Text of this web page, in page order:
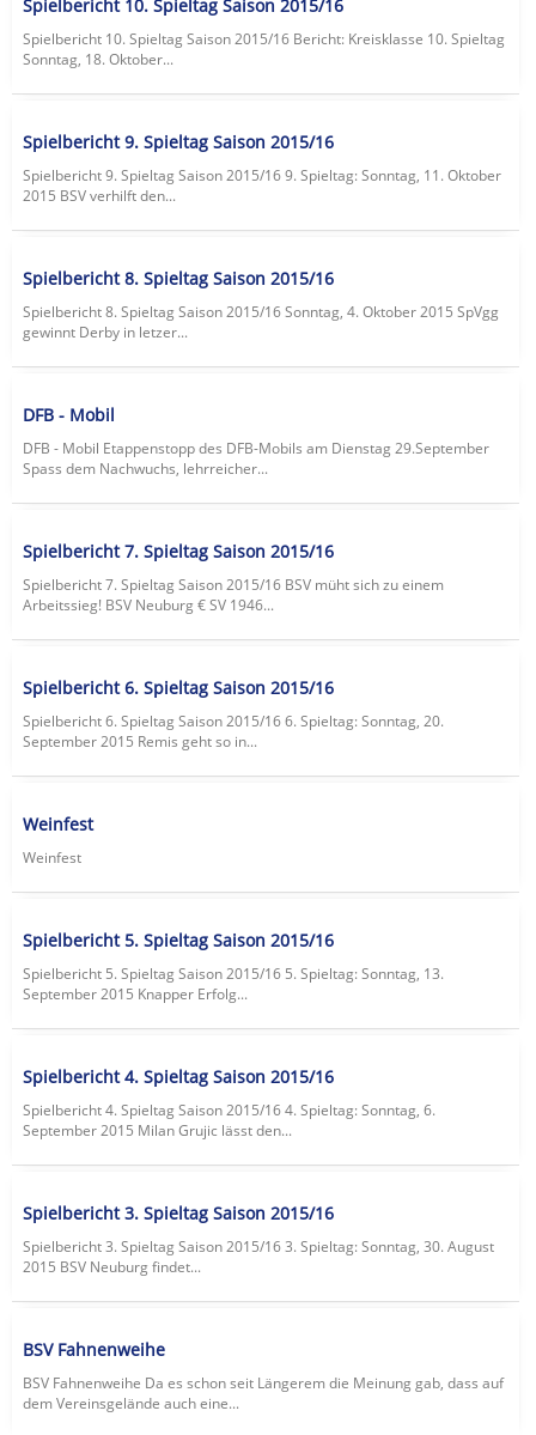
Spielbericht 10. Spieltag Saison 2015/16
Spielbericht 10. Spieltag Saison 2015/16 Bericht: Kreisklasse 10. Spieltag
Sonntag, 18. Oktober...
Spielbericht 9. Spieltag Saison 2015/16
Spielbericht 9. Spieltag Saison 2015/16 9. Spieltag: Sonntag, 11. Oktober
2015 BSV verhilft den...
Spielbericht 8. Spieltag Saison 2015/16
Spielbericht 8. Spieltag Saison 2015/16 Sonntag, 4. Oktober 2015 SpVgg
gewinnt Derby in letzer...
DFB - Mobil
DFB - Mobil Etappenstopp des DFB-Mobils am Dienstag 29.September
Spass dem Nachwuchs, lehrreicher...
Spielbericht 7. Spieltag Saison 2015/16
Spielbericht 7. Spieltag Saison 2015/16 BSV müht sich zu einem
Arbeitssieg! BSV Neuburg € SV 1946...
Spielbericht 6. Spieltag Saison 2015/16
Spielbericht 6. Spieltag Saison 2015/16 6. Spieltag: Sonntag, 20.
September 2015 Remis geht so in...
Weinfest
Weinfest
Spielbericht 5. Spieltag Saison 2015/16
Spielbericht 5. Spieltag Saison 2015/16 5. Spieltag: Sonntag, 13.
September 2015 Knapper Erfolg...
Spielbericht 4. Spieltag Saison 2015/16
Spielbericht 4. Spieltag Saison 2015/16 4. Spieltag: Sonntag, 6.
September 2015 Milan Grujic lässt den...
Spielbericht 3. Spieltag Saison 2015/16
Spielbericht 3. Spieltag Saison 2015/16 3. Spieltag: Sonntag, 30. August
2015 BSV Neuburg findet...
BSV Fahnenweihe
BSV Fahnenweihe Da es schon seit Längerem die Meinung gab, dass auf
dem Vereinsgelände auch eine...